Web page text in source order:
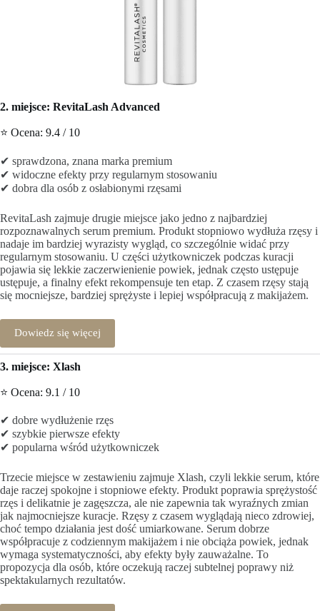
2. miejsce: RevitaLash Advanced
⭐ Ocena: 9.4 / 10
✔ sprawdzona, znana marka premium
✔ widoczne efekty przy regularnym stosowaniu
✔ dobra dla osób z osłabionymi rzęsami
RevitaLash zajmuje drugie miejsce jako jedno z najbardziej
rozpoznawalnych serum premium. Produkt stopniowo wydłuża rzęsy i
nadaje im bardziej wyrazisty wygląd, co szczególnie widać przy
regularnym stosowaniu. U części użytkowniczek podczas kuracji
pojawia się lekkie zaczerwienienie powiek, jednak często ustępuje
ustępuje, a finalny efekt rekompensuje ten etap. Z czasem rzęsy stają
się mocniejsze, bardziej sprężyste i lepiej współpracują z makijażem.
Dowiedz się więcej
3. miejsce: Xlash
⭐ Ocena: 9.1 / 10
✔ dobre wydłużenie rzęs
✔ szybkie pierwsze efekty
✔ popularna wśród użytkowniczek
Trzecie miejsce w zestawieniu zajmuje Xlash, czyli lekkie serum, które
daje raczej spokojne i stopniowe efekty. Produkt poprawia sprężystość
rzęs i delikatnie je zagęszcza, ale nie zapewnia tak wyraźnych zmian
jak najmocniejsze kuracje. Rzęsy z czasem wyglądają nieco zdrowiej,
choć tempo działania jest dość umiarkowane. Serum dobrze
współpracuje z codziennym makijażem i nie obciąża powiek, jednak
wymaga systematyczności, aby efekty były zauważalne. To
propozycja dla osób, które oczekują raczej subtelnej poprawy niż
spektakularnych rezultatów.